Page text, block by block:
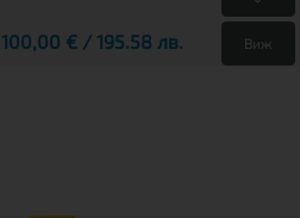
100,00 € / 195.58 лв. Виж